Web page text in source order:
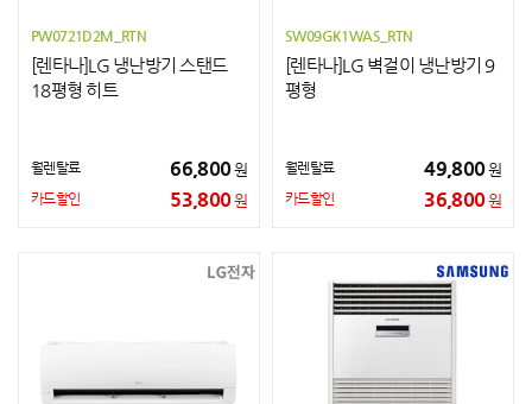
PW0721D2M_RTN
[렌타나]LG 냉난방기 스탠드
18평형 히트
월렌탈료 66,800원
카드할인 53,800원
SW09GK1WAS_RTN
[렌타나]LG 벽걸이 냉난방기 9
평형
월렌탈료 49,800원
카드할인 36,800원